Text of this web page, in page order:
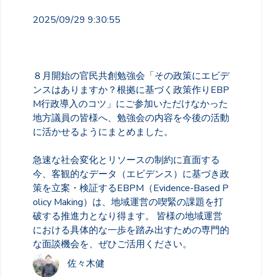
2025/09/29 9:30:55
８月開始の官民共創勉強会「その政策にエビデ
ンスはありますか？根拠に基づく政策作りEBP
M行政導入のコツ」にご参加いただけなかった
地方議員の皆様へ、勉強会の内容を今後の活動
に活かせるようにまとめました。
急速な社会変化とリソースの制約に直面する
今、客観的なデータ（エビデンス）に基づき政
策を立案・検証するEBPM（Evidence-Based P
olicy Making）は、地域運営の喫緊の課題を打
破する推進力となり得ます。
皆様の地域運営
における具体的な一歩を踏み出すための専門的
な面談機会を、ぜひご活用ください。
佐々木健